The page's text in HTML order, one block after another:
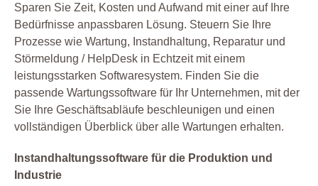
Sparen Sie Zeit, Kosten und Aufwand mit einer auf Ihre
Bedürfnisse anpassbaren Lösung. Steuern Sie Ihre
Prozesse wie Wartung, Instandhaltung, Reparatur und
Störmeldung / HelpDesk in Echtzeit mit einem
leistungsstarken Softwaresystem. Finden Sie die
passende Wartungssoftware für Ihr Unternehmen, mit der
Sie Ihre Geschäftsabläufe beschleunigen und einen
vollständigen Überblick über alle Wartungen erhalten.
Instandhaltungssoftware für die Produktion und
Industrie